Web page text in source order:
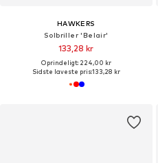
HAWKERS
Solbriller 'Belair'
133,28 kr
Oprindeligt: 224,00 kr
Sidste laveste pris:133,28 kr